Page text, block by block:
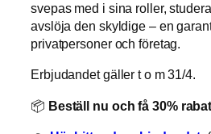
svepas med i sina roller,
avslöja den skyldige – en
privatpersoner och företag.
Erbjudandet gäller t o m 31/4.
📦 Beställ nu och få 30%